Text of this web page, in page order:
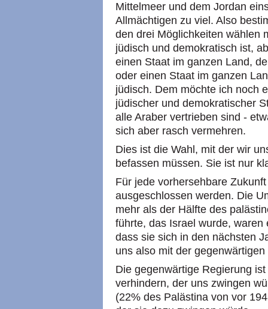
Mittelmeer und dem Jordan
Allmächtigen zu viel. Also
den drei Möglichkeiten wählen
jüdisch und demokratisch ist,
einen Staat im ganzen Land,
oder einen Staat im ganzen
jüdisch. Dem möchte ich noch
jüdischer und demokratischer
alle Araber vertrieben sind -
sich aber rasch vermehren.
Dies ist die Wahl, mit der wir
befassen müssen. Sie ist nur
Für jede vorhersehbare
ausgeschlossen werden. Die
mehr als der Hälfte des
führte, das Israel wurde,
dass sie sich in den nächsten
uns also mit der
Die gegenwärtige Regierung
verhindern, der uns zwingen
(22% des Palästina von vor